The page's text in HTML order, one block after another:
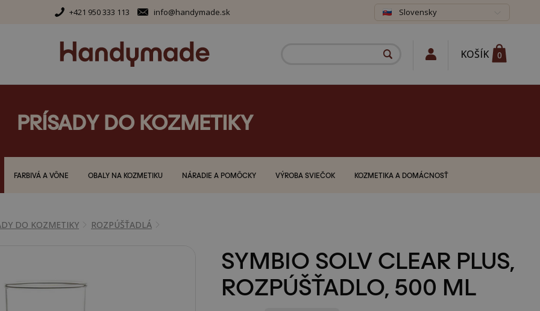
+421 950 333 113 info@handymade.sk Slovensky
KOŠÍK 0
PRÍSADY DO KOZMETIKY
FARBIVÁ A VÔNE OBALY NA KOZMETIKU NÁRADIE A POMÔCKY VÝROBA SVIEČOK KOZMETIKA A DOMÁCNOSŤ
DO KOZMETIKY ROZPÚŠŤADLÁ
SYMBIO SOLV CLEAR PLUS,
ROZPÚŠŤADLO, 500 ML